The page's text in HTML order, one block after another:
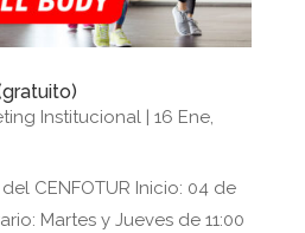
Institucional| 16 Ene,
CENFOTUR Inicio: 04 de
Martes y Jueves de 11:00